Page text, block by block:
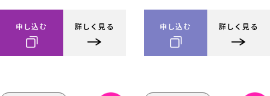
申し込む 詳しく見る 申し込む 詳しく見る